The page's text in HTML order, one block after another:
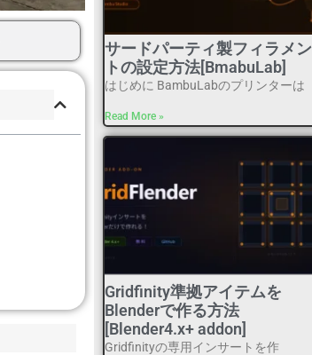
サードパーティ製フィラメン
トの設定方法[BmabuLab]
はじめに BambuLabのプリンターは
Read More »
Gridfinity準拠アイテムを
Blenderで作る方法
[Blender4.x+ addon]
Gridfinityの専用インサートを作